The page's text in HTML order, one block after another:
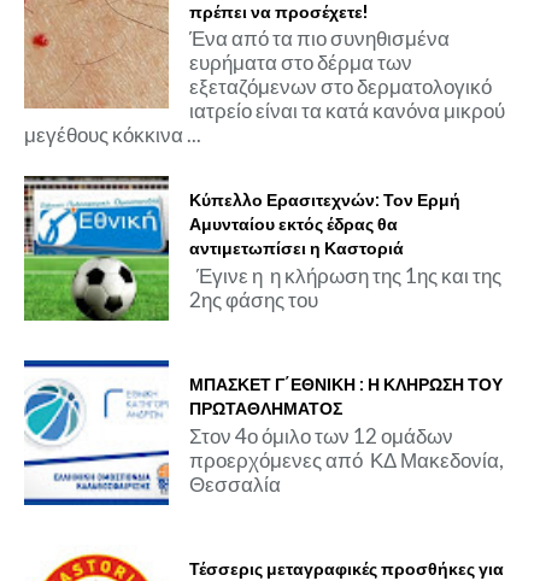
πρέπει να προσέχετε!
Ένα από τα πιο συνηθισμένα
ευρήματα στο δέρμα των
εξεταζόμενων στο δερματολογικό
ιατρείο είναι τα κατά κανόνα μικρού
μεγέθους κόκκινα ...
Κύπελλο Ερασιτεχνών: Τον Ερμή
Αμυνταίου εκτός έδρας θα
αντιμετωπίσει η Καστοριά
Έγινε η η κλήρωση της 1ης και της
2ης φάσης του
ΜΠΑΣΚΕΤ Γ΄ΕΘΝΙΚΗ : Η ΚΛΗΡΩΣΗ ΤΟΥ
ΠΡΩΤΑΘΛΗΜΑΤΟΣ
Στον 4ο όμιλο των 12 ομάδων
προερχόμενες από ΚΔ Μακεδονία,
Θεσσαλία
Τέσσερις μεταγραφικές προσθήκες για